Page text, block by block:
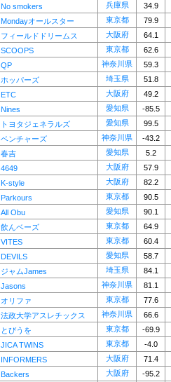
No smokers 兵庫県
34.9
Mondayオールスター 東京都
79.9
フィールドドリームス 大阪府
64.1
SCOOPS 東京都
62.6
QP 神奈川県
59.3
ホッパーズ 埼玉県
51.8
ETC 大阪府
49.2
Nines 愛知県
-85.5
トヨタジェネラルズ 愛知県
99.5
ベンチャーズ 神奈川県
-43.2
春吉 愛知県
5.2
4649 大阪府
57.9
K-style 大阪府
82.2
Parkours 東京都
90.5
All Obu 愛知県
90.1
飲んベーズ 東京都
64.9
VITES 東京都
60.4
DEVILS 愛知県
58.7
ジャムJames 埼玉県
84.1
Jasons 神奈川県
81.1
オリファ 東京都
77.6
法政大学アスレチックス 神奈川県
66.6
とびうを 東京都
-69.9
JICA TWINS 東京都
-4.0
INFORMERS 大阪府
71.4
Backers 大阪府 -95.2